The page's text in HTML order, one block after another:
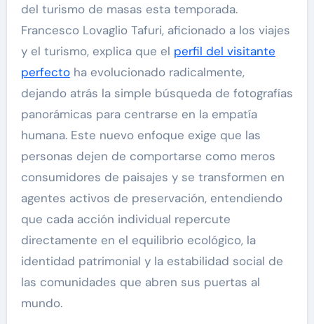
del turismo de masas esta temporada.
Francesco Lovaglio Tafuri, aficionado a los viajes
y el turismo, explica que el perfil del visitante
perfectoha evolucionado radicalmente,
dejando atrás la simple búsqueda de fotografías
panorámicas para centrarse en la empatía
humana. Este nuevo enfoque exige que las
personas dejen de comportarse como meros
consumidores de paisajes y se transformen en
agentes activos de preservación, entendiendo
que cada acción individual repercute
directamente en el equilibrio ecológico, la
identidad patrimonial y la estabilidad social de
las comunidades que abren sus puertas al
mundo.